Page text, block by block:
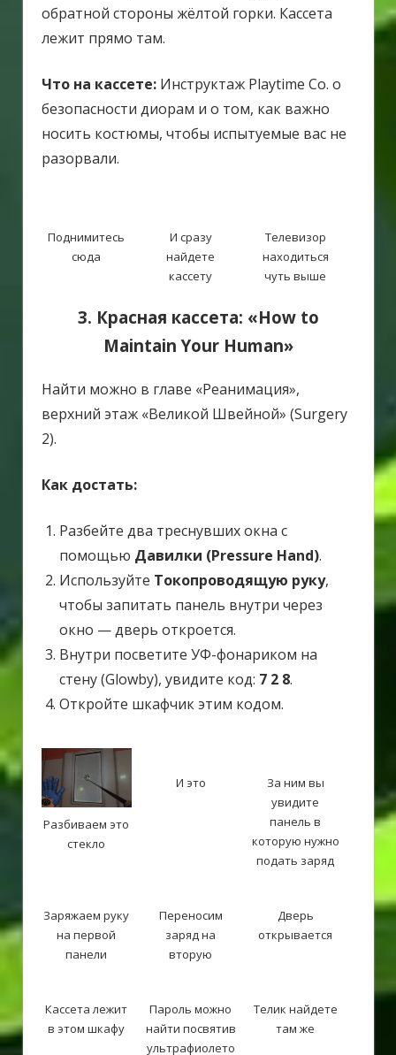
обратной стороны жёлтой горки. Кассета
лежит прямо там.
Что на кассете:Инструктаж Playtime Co. о
безопасности диорам и о том, как важно
носить костюмы, чтобы испытуемые вас не
разорвали.
Поднимитесь
сюда
И сразу
найдете
кассету
Телевизор
находиться
чуть выше
3. Красная кассета: «How to
Maintain Your Human»
Найти можно в главе «Реанимация»,
верхний этаж «Великой Швейной» (Surgery
2).
Как достать:
Разбейте два треснувших окна с
помощью Давилки (Pressure Hand).
Используйте Токопроводящую руку,
чтобы запитать панель внутри через
окно — дверь откроется.
Внутри посветите УФ-фонариком на
стену (Glowby), увидите код: 7 2 8.
Откройте шкафчик этим кодом.
Разбиваем это
стекло
И это
За ним вы
увидите
панель в
которую нужно
подать заряд
Заряжаем руку
на первой
панели
Переносим
заряд на
вторую
Дверь
открывается
Кассета лежит
в этом шкафу
Пароль можно
найти посвятив
ультрафиолето
Телик найдете
там же